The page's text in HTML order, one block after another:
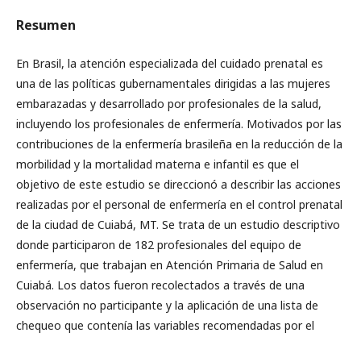
Resumen
En Brasil, la atención especializada del cuidado prenatal es
una de las políticas gubernamentales dirigidas a las mujeres
embarazadas y desarrollado por profesionales de la salud,
incluyendo los profesionales de enfermería. Motivados por las
contribuciones de la enfermería brasileña en la reducción de la
morbilidad y la mortalidad materna e infantil es que el
objetivo de este estudio se direccionó a describir las acciones
realizadas por el personal de enfermería en el control prenatal
de la ciudad de Cuiabá, MT. Se trata de un estudio descriptivo
donde participaron de 182 profesionales del equipo de
enfermería, que trabajan en Atención Primaria de Salud en
Cuiabá. Los datos fueron recolectados a través de una
observación no participante y la aplicación de una lista de
chequeo que contenía las variables recomendadas por el